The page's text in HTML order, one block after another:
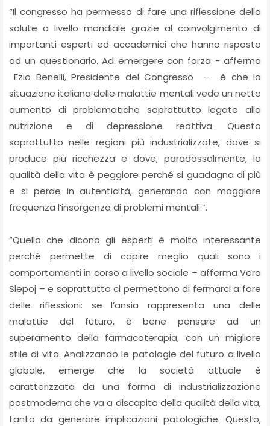
“Il congresso ha permesso di fare una riflessione della
salute a livello mondiale grazie al coinvolgimento di
importanti esperti ed accademici che hanno risposto
ad un questionario. Ad emergere con forza - afferma
Ezio Benelli, Presidente del Congresso – è che la
situazione italiana delle malattie mentali vede un netto
aumento di problematiche soprattutto legate alla
nutrizione e di depressione reattiva. Questo
soprattutto nelle regioni più industrializzate, dove si
produce più ricchezza e dove, paradossalmente, la
qualità della vita è peggiore perché si guadagna di più
e si perde in autenticità, generando con maggiore
frequenza l’insorgenza di problemi mentali.”.
“Quello che dicono gli esperti è molto interessante
perché permette di capire meglio quali sono i
comportamenti in corso a livello sociale – afferma Vera
Slepoj – e soprattutto ci permettono di fermarci a fare
delle riflessioni: se l’ansia rappresenta una delle
malattie del futuro, è bene pensare ad un
superamento della farmacoterapia, con un migliore
stile di vita. Analizzando le patologie del futuro a livello
globale, emerge che la società attuale è
caratterizzata da una forma di industrializzazione
postmoderna che va a discapito della qualità della vita,
tanto da generare implicazioni patologiche. Questo,